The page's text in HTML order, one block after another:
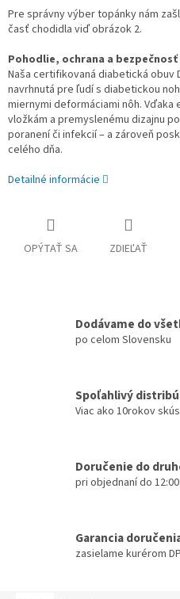
Pre správny výber topánky nám
časť chodidla viď obrázok 2.
Pohodlie, ochrana a
Naša certifikovaná diabetická obuv
navrhnutá pre ľudí s diabetickou
miernymi deformáciami nôh.
vložkám a premyslenému dizajnu
poranení či infekcií – a zároveň
celého dňa.
Detailné informácie
OPÝTAŤ SA ZDIEĽAŤ
Dodávame do
po celom Slovensku
Spoľahlivý
Viac ako 10rokov
Doručenie do
pri objednaní do 12:00
Garancia
zasielame kurérom